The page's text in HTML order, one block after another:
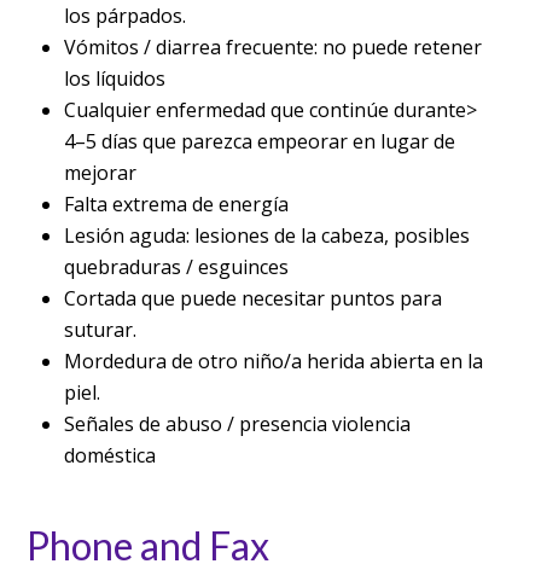
los párpados.
Vómitos / diarrea frecuente: no puede retener
los líquidos
Cualquier enfermedad que continúe durante>
4–5 días que parezca empeorar en lugar de
mejorar
Falta extrema de energía
Lesión aguda: lesiones de la cabeza, posibles
quebraduras / esguinces
Cortada que puede necesitar puntos para
suturar.
Mordedura de otro niño/a herida abierta en la
piel.
Señales de abuso / presencia violencia
doméstica
Phone and Fax